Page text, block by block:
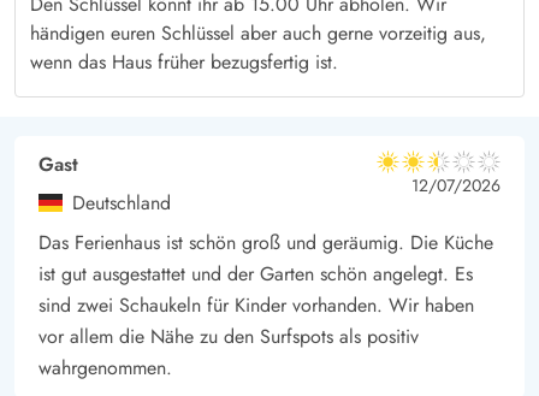
händigen euren Schlüssel aber auch gerne vorzeitig aus,
wenn das Haus früher bezugsfertig ist.
Gast
Deutschland
2.5 von 5
2.5 von 5
2.5 out of 5
12/07/2026
Das Ferienhaus ist schön groß und geräumig. Die Küche
ist gut ausgestattet und der Garten schön angelegt. Es
sind zwei Schaukeln für Kinder vorhanden. Wir haben
vor allem die Nähe zu den Surfspots als positiv
wahrgenommen.